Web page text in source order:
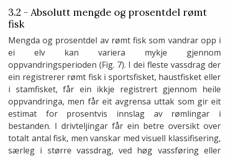
3.2 - Absolutt mengde og prosentdel rømt
fisk
Mengda og prosentdel av rømt fisk som vandrar opp i
ei elv kan variera mykje gjennom
oppvandringsperioden (Fig. 7). I dei fleste vassdrag der
ein registrerer rømt fisk i sportsfisket, haustfisket eller
i stamfisket, får ein ikkje registrert gjennom heile
oppvandringa, men får eit avgrensa uttak som gir eit
estimat for prosentvis innslag av rømlingar i
bestanden. I drivteljingar får ein betre oversikt over
totalt antal fisk, men vanskar med visuell klassifisering,
særleg i større vassdrag, ved høg vassføring eller